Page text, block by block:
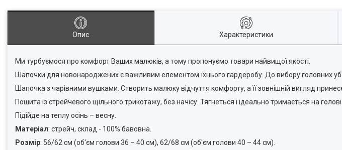
Опис Характеристики
Ми турбуємося про комфорт Ваших малюків, а тому пропонуємо товари найвищої якості.
Шапочки для новонароджених є важливим елементом їхнього гардеробу. До вибору головних
Шапочка з чарівними вушками. Створить малюку відчуття комфорту, а її зовнішній вигляд
Пошита із стрейчевого щільного трикотажу, без начісу. Тягнеться і ідеально тримається на голові.
Підійде на теплу осінь – весну.
Матеріал: стрейч, склад - 100% бавовна.
Розмір: 56/62 см (об'єм голови 36 – 40 см), 62/68 см (об'єм голови 40 – 44 см).